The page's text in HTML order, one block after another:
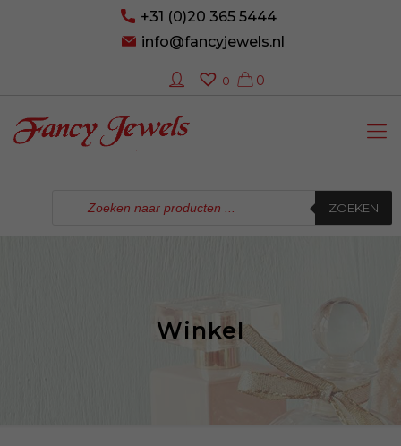
+31 (0)20 365 5444
info@fancyjewels.nl
0
0
zoeken
ZOEKEN
Winkel